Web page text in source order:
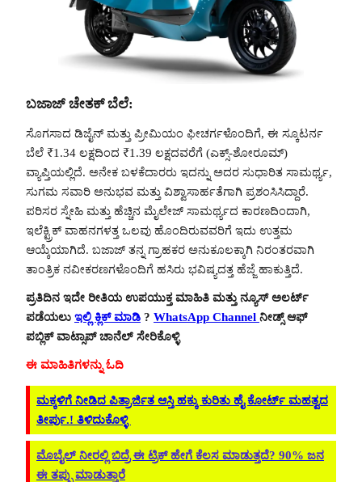
ಬಜಾಜ್ ಚೇತಕ್ಬೆಲೆ:
ಸೊಗಸಾದ ಡಿಜೈನ್ ಮತ್ತು ಪ್ರೀಮಿಯಂ ಫೀಚರ್ಗಳೊಂದಿಗೆ, ಈ ಸ್ಕೂಟರ್ನ
ಬೆಲೆ ₹1.34 ಲಕ್ಷದಿಂದ ₹1.39 ಲಕ್ಷದವರೆಗೆ (ಎಕ್ಸ್-ಶೋರೂಮ್)
ವ್ಯಾಪ್ತಿಯಲ್ಲಿದೆ. ಅನೇಕ ಬಳಕೆದಾರರು ಇದನ್ನು ಅದರ ಸುಧಾರಿತ ಸಾಮರ್ಥ್ಯ,
ಸುಗಮ ಸವಾರಿ ಅನುಭವ ಮತ್ತು ವಿಶ್ವಾಸಾರ್ಹತೆಗಾಗಿ ಪ್ರಶಂಸಿಸಿದ್ದಾರೆ.
ಪರಿಸರ ಸ್ನೇಹಿ ಮತ್ತು ಹೆಚ್ಚಿನ ಮೈಲೇಜ್ ಸಾಮರ್ಥ್ಯದ ಕಾರಣದಿಂದಾಗಿ,
ಇಲೆಕ್ಟ್ರಿಕ್ ವಾಹನಗಳತ್ತ ಒಲವು ಹೊಂದಿರುವವರಿಗೆ ಇದು ಉತ್ತಮ
ಆಯ್ಕೆಯಾಗಿದೆ. ಬಜಾಜ್ ತನ್ನ ಗ್ರಾಹಕರ ಅನುಕೂಲಕ್ಕಾಗಿ ನಿರಂತರವಾಗಿ
ತಾಂತ್ರಿಕ ನವೀಕರಣಗಳೊಂದಿಗೆ ಹಸಿರು ಭವಿಷ್ಯದತ್ತ ಹೆಜ್ಜೆ ಹಾಕುತ್ತಿದೆ.
ಪ್ರತಿದಿನ ಇದೇ ರೀತಿಯ ಉಪಯುಕ್ತ ಮಾಹಿತಿ ಮತ್ತು ನ್ಯೂಸ್ ಅಲರ್ಟ್
ಪಡೆಯಲು ಇಲ್ಲಿ ಕ್ಲಿಕ್ ಮಾಡಿ ? WhatsApp Channel ನೀಡ್ಸ್ ಆಫ್
ಪಬ್ಲಿಕ್ ವಾಟ್ಸಾಪ್ ಚಾನೆಲ್ ಸೇರಿಕೊಳ್ಳಿ
ಈ ಮಾಹಿತಿಗಳನ್ನು ಓದಿ
ಮಕ್ಕಳಿಗೆ ನೀಡಿದ ಪಿತ್ರಾರ್ಜಿತ ಆಸ್ತಿ ಹಕ್ಕು ಕುರಿತು ಹೈ ಕೋರ್ಟ್ ಮಹತ್ವದ
ತೀರ್ಪು.! ತಿಳಿದುಕೊಳ್ಳಿ
ಮೊಬೈಲ್ ನೀರಲ್ಲಿ ಬಿದ್ರೆ ಈ ಟ್ರಿಕ್​ ಹೇಗೆ ಕೆಲಸ ಮಾಡುತ್ತದೆ? 90% ಜನ
ಈ ತಪ್ಪು ಮಾಡುತ್ತಾರೆ